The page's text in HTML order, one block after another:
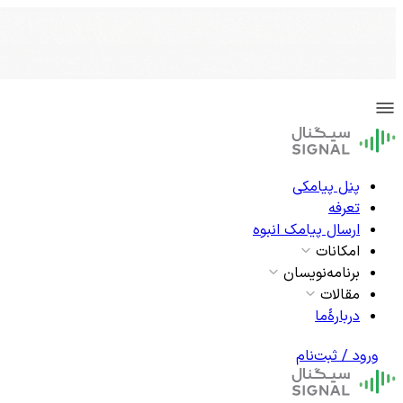
پنل پیامکی
تعرفه
ارسال پیامک انبوه
امکانات
برنامه‌نویسان
مقالات
دربارۀما
ورود / ثبت‌نام